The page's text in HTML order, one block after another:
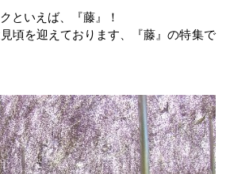
といえば、『藤』！
頃を迎えております、『藤』の特集で